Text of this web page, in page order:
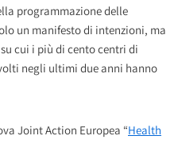
programmazione delle
un manifesto di intenzioni, ma
cui i più di cento centri di
negli ultimi due anni hanno
Joint Action Europea “Health